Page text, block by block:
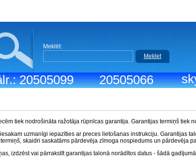
20505099 20505066
Meklēt:
Meklet
tiek nodrošināta ražotāja rūpnīcas garantija. Garantijas termiņš tiek
uzmanīgi iepazīties ar preces lietošanas instrukciju. Garantijas
skaidri saskatāms pārdevēja zīmoga nospiedums un pārdevēja
izdzēst vai pārrakstīt garantijas talonā norādītos datus - šādā